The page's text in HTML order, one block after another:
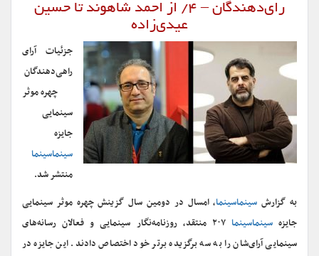
رای‌دهندگان – ۴/ از احمد شاهوند تا حسین
عیدی‌زاده
جزئیات آرای
راهی‌دهندگان
چهره موثر
سینمایی
جایزه
سینماسینما
منتشر شد.
به گزارش سینماسینما، امسال در دومین سال گزینش چهره موثر سینمایی
جایزهسینماسینما
۲۰۷ منتقد، روزنامه‌نگار سینمایی و فعالان رسانه‌های
سینمایی آرای‌شان را به سه برگزیده برتر خود اختصاص دادند. این جایزه در